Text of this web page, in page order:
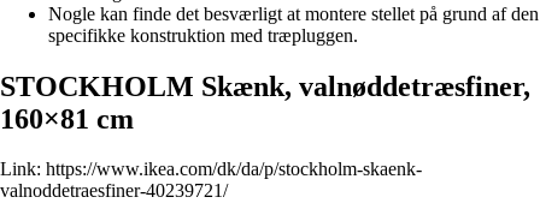
Nogle kan finde det besværligt at montere stellet på grund af den
specifikke konstruktion med træpluggen.
STOCKHOLM Skænk, valnøddetræsfiner,
160×81 cm
Link: https://www.ikea.com/dk/da/p/stockholm-skaenk-
valnoddetraesfiner-40239721/